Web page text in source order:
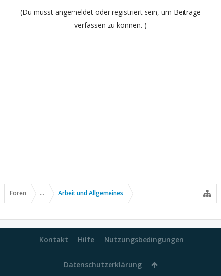
(Du musst angemeldet oder registriert sein, um Beiträge
verfassen zu können. )
Foren ... Arbeit und Allgemeines
Kontakt Hilfe Nutzungsbedingungen
Datenschutzerklärung